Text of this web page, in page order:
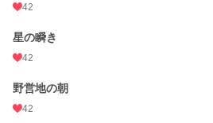
42
星の瞬き
42
野営地の朝
42